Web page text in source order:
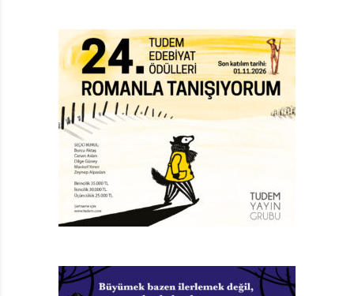
bir şifacı gibi Tan. İllüstrasyonlarının tekniği hakkında
söz söyleyecek değilim fakat hem malzeme ve renk
yelpazesi hem ayrıntı zenginliği hem de baktığını görme
biçimi, daha ilk anda şaşırtıcı sorularla, beklenmedik
tanışmalarla dolu bir mesafe yaratıyor. Mesafe bir
uzaklık değil, içine sığdırmayı isteyebileceğimiz tüm
şeylerin uzayı. Bir yandan imgeye yabancılaşıp diğer
yandan ona bağlanıyorsunuz. Asla Neden Diye Sorma
da bu uzayın tıka basa dolduğu kitaplardan. Kitaba dair
konuşmaya başlamadan evvel bir anekdot: Shaun Tan
senaryolarını tek tek vurgulamak, onu bir disipline
yaraştırmaya çalışmak pek akıl kârı değil; çünkü Shaun